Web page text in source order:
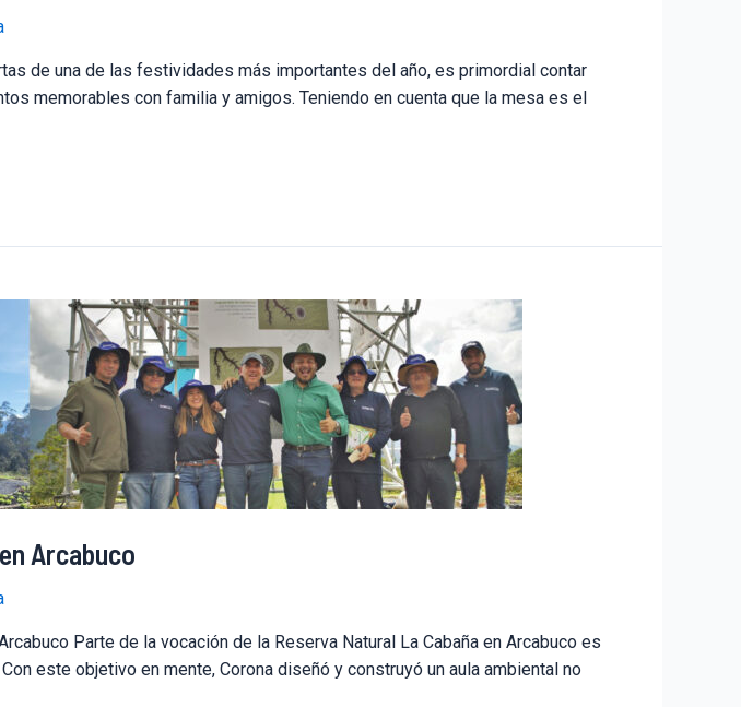
de una de las festividades más importantes del año, es primordial contar
memorables con familia y amigos. Teniendo en cuenta que la mesa es el
Arcabuco
Parte de la vocación de la Reserva Natural La Cabaña en Arcabuco es
este objetivo en mente, Corona diseñó y construyó un aula ambiental no